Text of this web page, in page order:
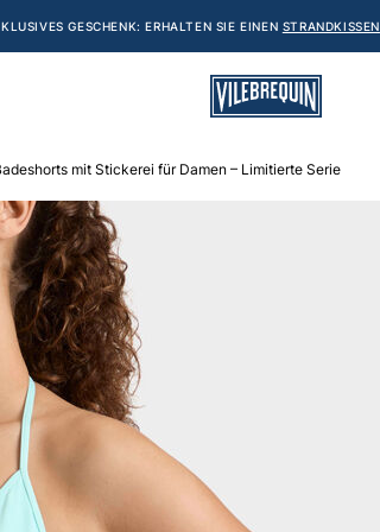
GESCHENK: ERHALTEN SIE EINEN STRANDKISSEN
mit Stickerei für Damen – Limitierte Serie